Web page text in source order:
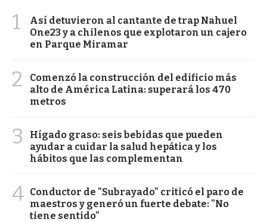
1
Así detuvieron al cantante de trap Nahuel
One23 y a chilenos que explotaron un cajero
en Parque Miramar
2
Comenzó la construcción del edificio más
alto de América Latina: superará los 470
metros
3
Hígado graso: seis bebidas que pueden
ayudar a cuidar la salud hepática y los
hábitos que las complementan
4 Conductor de "Subrayado" criticó el paro de
maestros y generó un fuerte debate: "No
tiene sentido"